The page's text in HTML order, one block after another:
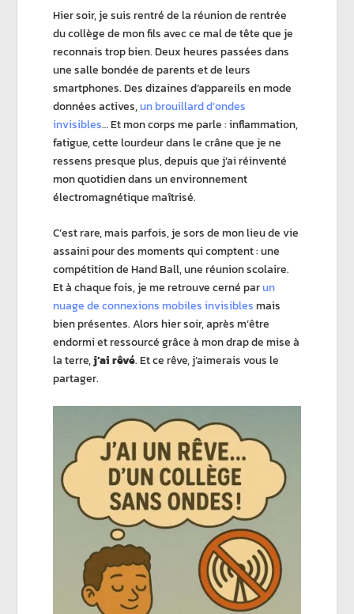
Hier soir, je suis rentré de la réunion de rentrée
du collège de mon fils avec ce mal de tête que je
reconnais trop bien. Deux heures passées dans
une salle bondée de parents et de leurs
smartphones. Des dizaines d’appareils en mode
données actives,un brouillard d’ondes
invisibles… Et mon corps me parle : inflammation,
fatigue, cette lourdeur dans le crâne que je ne
ressens presque plus, depuis que j’ai réinventé
mon quotidien dans un environnement
électromagnétique maîtrisé.
C’est rare, mais parfois, je sors de mon lieu de vie
assaini pour des moments qui comptent : une
compétition de Hand Ball, une réunion scolaire.
Et à chaque fois, je me retrouve cerné parun
nuage de connexions mobiles invisiblesmais
bien présentes. Alors hier soir, après m’être
endormi et ressourcé grâce à mon drap de mise à
la terre,j’ai rêvé. Et ce rêve, j’aimerais vous le
partager.